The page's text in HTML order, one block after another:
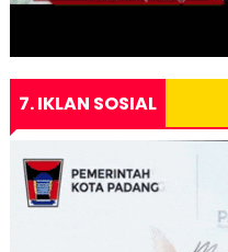
7. IKLAN SOSIAL